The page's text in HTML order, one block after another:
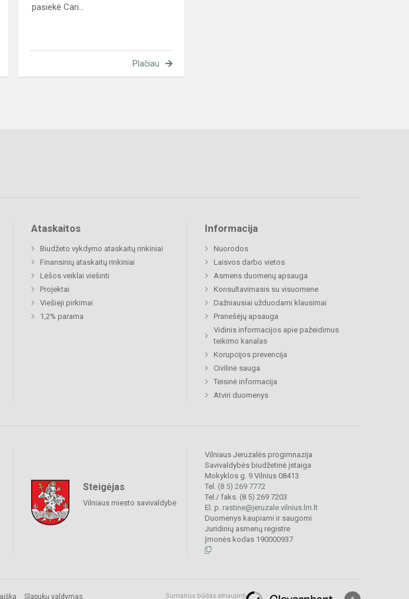
pasiekė Cari...
Plačiau
Ataskaitos
Biudžeto vykdymo ataskaitų rinkiniai
Finansinių ataskaitų rinkiniai
Lėšos veiklai viešinti
Projektai
Viešieji pirkimai
1,2% parama
Informacija
Nuorodos
Laisvos darbo vietos
Asmens duomenų apsauga
Konsultavimasis su visuomene
Dažniausiai užduodami klausimai
Pranešėjų apsauga
Vidinis informacijos apie pažeidimus
teikimo kanalas
Korupcijos prevencija
Civilinė sauga
Teisinė informacija
Atviri duomenys
Steigėjas
Vilniaus miesto savivaldybė
Vilniaus Jeruzalės progimnazija
Savivaldybės biudžetinė įstaiga
Mokyklos g. 9 Vilnius 08413
Tel. (8 5) 269 7772
Tel./ faks. (8 5) 269 7203
El. p. rastine@jeruzale.vilnius.lm.lt
Duomenys kaupiami ir saugomi
Juridinių asmenų registre
Įmonės kodas 190000937
Slapukų valdymas Sumanus būdas atnaujinti